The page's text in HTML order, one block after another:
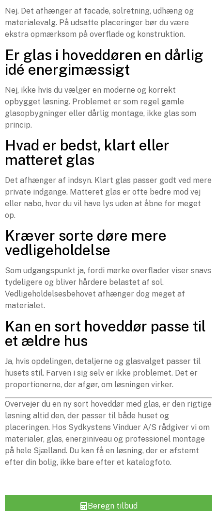
Nej. Det afhænger af facade, solretning, udhæng og
materialevalg. På udsatte placeringer bør du være
ekstra opmærksom på overflade og konstruktion.
Er glas i hoveddøren en dårlig
idé energimæssigt
Nej, ikke hvis du vælger en moderne og korrekt
opbygget løsning. Problemet er som regel gamle
glasopbygninger eller dårlig montage, ikke glas som
princip.
Hvad er bedst, klart eller
matteret glas
Det afhænger af indsyn. Klart glas passer godt ved mere
private indgange. Matteret glas er ofte bedre mod vej
eller nabo, hvor du vil have lys uden at åbne for meget
op.
Kræver sorte døre mere
vedligeholdelse
Som udgangspunkt ja, fordi mørke overflader viser snavs
tydeligere og bliver hårdere belastet af sol.
Vedligeholdelsesbehovet afhænger dog meget af
materialet.
Kan en sort hoveddør passe til
et ældre hus
Ja, hvis opdelingen, detaljerne og glasvalget passer til
husets stil. Farven i sig selv er ikke problemet. Det er
proportionerne, der afgør, om løsningen virker.
Overvejer du en ny sort hoveddør med glas, er den rigtige
løsning altid den, der passer til både huset og
placeringen. Hos Sydkystens Vinduer A/S rådgiver vi om
materialer, glas, energiniveau og professionel montage
på hele Sjælland. Du kan få en løsning, der er afstemt
efter din bolig, ikke bare efter et katalogfoto.
Beregn tilbud